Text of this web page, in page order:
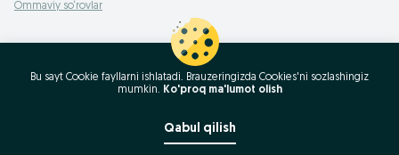
Ommaviy so‘rovlar
Bu sayt Cookie fayllarni ishlatadi. Brauzeringizda Cookies'ni sozlashingiz
mumkin. Ko'proq ma'lumot olish
Qabul qilish